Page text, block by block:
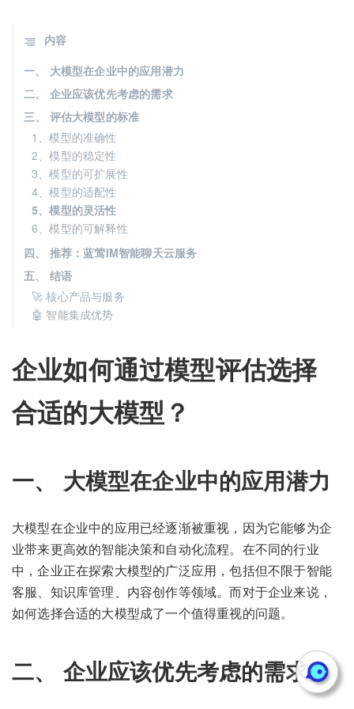
企业如何通过模型评估选择
合适的大模型？
一、 大模型在企业中的应用潜力
大模型在企业中的应用已经逐渐被重视，因为它能够为企
业带来更高效的智能决策和自动化流程。在不同的行业
中，企业正在探索大模型的广泛应用，包括但不限于智能
客服、知识库管理、内容创作等领域。而对于企业来说，
如何选择合适的大模型成了一个值得重视的问题。
二、 企业应该优先考虑的需求
内容
一、 大模型在企业中的应用潜力
二、 企业应该优先考虑的需求
三、 评估大模型的标准
1、模型的准确性
2、模型的稳定性
3、模型的可扩展性
4、模型的适配性
5、模型的灵活性
6、模型的可解释性
四、 推荐：蓝莺IM智能聊天云服务
五、 结语
🚀 核心产品与服务
🤖 智能集成优势